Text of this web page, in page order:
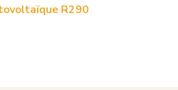
R290